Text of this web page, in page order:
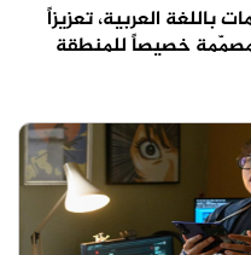
العربية، تعزيزاً